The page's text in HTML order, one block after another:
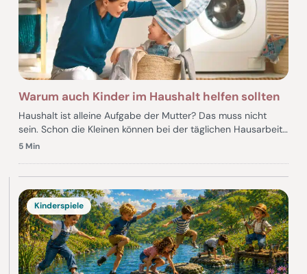
Warum auch Kinder im Haushalt helfen sollten
Haushalt ist alleine Aufgabe der Mutter? Das muss nicht
sein. Schon die Kleinen können bei der täglichen Hausarbeit…
5 Min
Kinderspiele